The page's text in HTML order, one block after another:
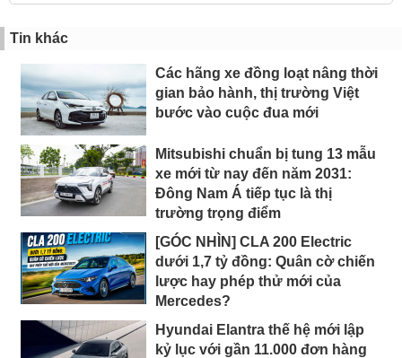
Tin khác
Các hãng xe đồng loạt nâng thời
gian bảo hành, thị trường Việt
bước vào cuộc đua mới
Mitsubishi chuẩn bị tung 13 mẫu
xe mới từ nay đến năm 2031:
Đông Nam Á tiếp tục là thị
trường trọng điểm
[GÓC NHÌN] CLA 200 Electric
dưới 1,7 tỷ đồng: Quân cờ chiến
lược hay phép thử mới của
Mercedes?
Hyundai Elantra thế hệ mới lập
kỷ lục với gần 11.000 đơn hàng